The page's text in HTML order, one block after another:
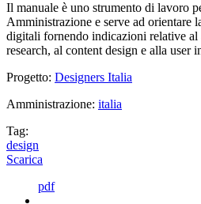
Il manuale è uno strumento di lavoro
Amministrazione e serve ad orientare
digitali fornendo indicazioni relative al
research, al content design e alla user
Progetto: Designers Italia
Amministrazione: italia
Tag:
design
Scarica
pdf